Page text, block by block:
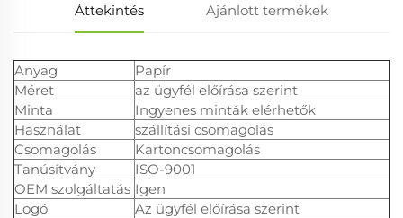
Áttekintés Ajánlott termékek
Anyag
Papír
Méret
az ügyfél előírása szerint
Minta
Ingyenes minták elérhetők
Használat
szállítási csomagolás
Csomagolás
Kartoncsomagolás
Tanúsítvány
ISO-9001
OEM szolgáltatás Igen
Logó
Az ügyfél előírása szerint